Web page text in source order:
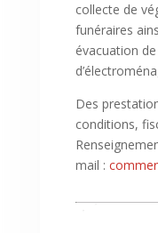
collecte de
funéraires
évacuation
Des
conditions,
mail :